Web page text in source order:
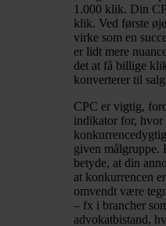
1.000 klik. Din
klik. Ved første
virke som en
er lidt mere
det at få billige
konverterer til
CPC er vigtig,
indikator for, hvor
given målgruppe.
betyde, at din
at konkurrencen
omvendt være
– fx i brancher
advokatbistand,